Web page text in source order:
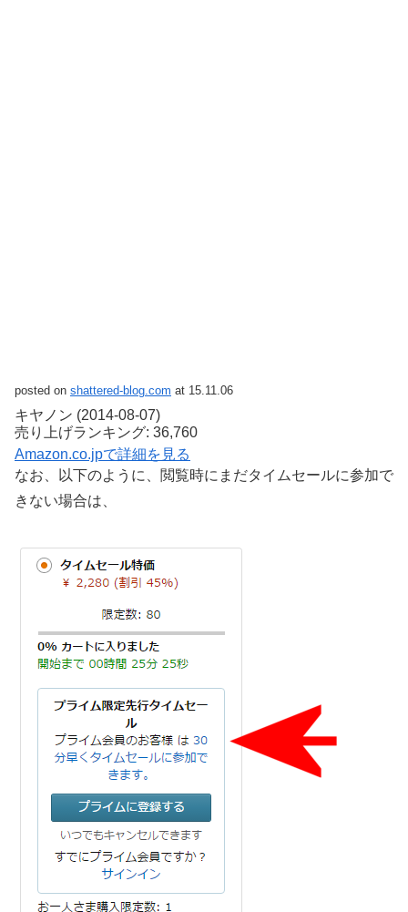
posted on shattered-blog.com at 15.11.06
キヤノン (2014-08-07)
売り上げランキング: 36,760
Amazon.co.jpで詳細を見る
なお、以下のように、閲覧時にまだタイムセールに参加で
きない場合は、